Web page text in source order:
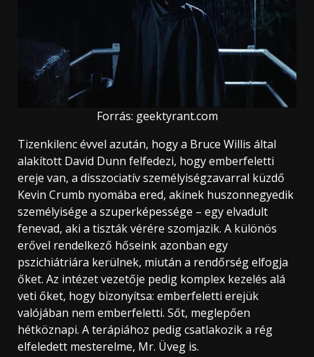
Forrás: geektyrant.com
Tizenkilenc évvel azután, hogy a Bruce Willis által
alakított David Dunn felfedezi, hogy emberfeletti
ereje van, a disszociatív személyiségzavarral küzdő
Kevin Crumb nyomába ered, akinek huszonnegyedik
személyisége a szuperképessége – egy elvadult
fenevad, aki a tiszták vérére szomjazik. A különös
erővel rendelkező hőseink azonban egy
pszichiátriára kerülnek, miután a rendőrség elfogja
őket. Az intézet vezetője pedig komplex kezelés alá
veti őket, hogy bizonyítsa: emberfeletti erejük
valójában nem emberfeletti. Sőt, meglepően
hétköznapi. A terápiához pedig csatlakozik a rég
elfeledett mesterelme, Mr. Üveg is.